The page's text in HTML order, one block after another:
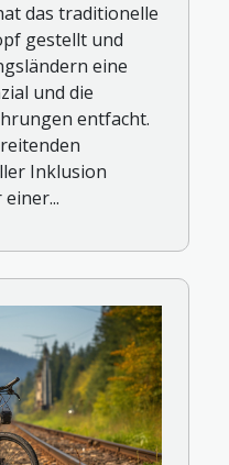
das traditionelle
gestellt und
eine
und die
entfacht.
Inklusion